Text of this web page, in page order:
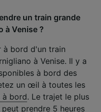
un train grande
à Venise ?
à bord d'un train
à Venise. Il y a
à bord des
un œil à toutes les
à bord. Le trajet le plus
prendre 5 heures